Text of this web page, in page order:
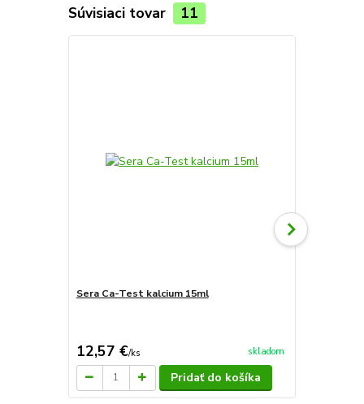
Súvisiaci tovar 11
Sera Ca-Test kalcium 15ml
12,57 €/ks skladom
Pridať do košíka